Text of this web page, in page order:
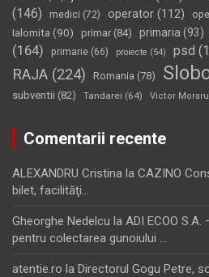
(146)
medici (72) operator (112)
Ialomita (90) primar(84) primaria (93)
(164)
primarie (66) proiecte (54) psd
RAJA (224) Romania (78)
subventii (82) Tandarei (64) Victor Moraru
Comentarii recente
ALEXANDRU Cristina la CAZINO
bilet, facilităţi…
Gheorghe Nedelcu la ADI ECOO
pentru colectarea gunoiului …
atentie.ro la Directorul Gogu Petre,